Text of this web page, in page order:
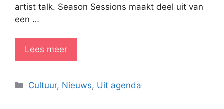
artist talk. Season Sessions maakt deel uit van
een …
Lees meer
Categorieën
Cultuur, Nieuws, Uit agenda